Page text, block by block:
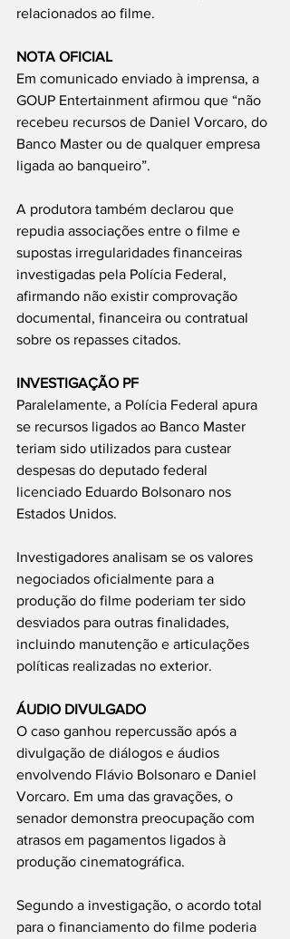
relacionados ao filme.
NOTA OFICIAL
Em comunicado enviado à imprensa, a
GOUP Entertainment afirmou que “não
recebeu recursos de Daniel Vorcaro, do
Banco Master ou de qualquer empresa
ligada ao banqueiro”.
A produtora também declarou que
repudia associações entre o filme e
supostas irregularidades financeiras
investigadas pela Polícia Federal,
afirmando não existir comprovação
documental, financeira ou contratual
sobre os repasses citados.
INVESTIGAÇÃO PF
Paralelamente, a Polícia Federal apura
se recursos ligados ao Banco Master
teriam sido utilizados para custear
despesas do deputado federal
licenciado Eduardo Bolsonaro nos
Estados Unidos.
Investigadores analisam se os valores
negociados oficialmente para a
produção do filme poderiam ter sido
desviados para outras finalidades,
incluindo manutenção e articulações
políticas realizadas no exterior.
ÁUDIO DIVULGADO
O caso ganhou repercussão após a
divulgação de diálogos e áudios
envolvendo Flávio Bolsonaro e Daniel
Vorcaro. Em uma das gravações, o
senador demonstra preocupação com
atrasos em pagamentos ligados à
produção cinematográfica.
Segundo a investigação, o acordo total
para o financiamento do filme poderia